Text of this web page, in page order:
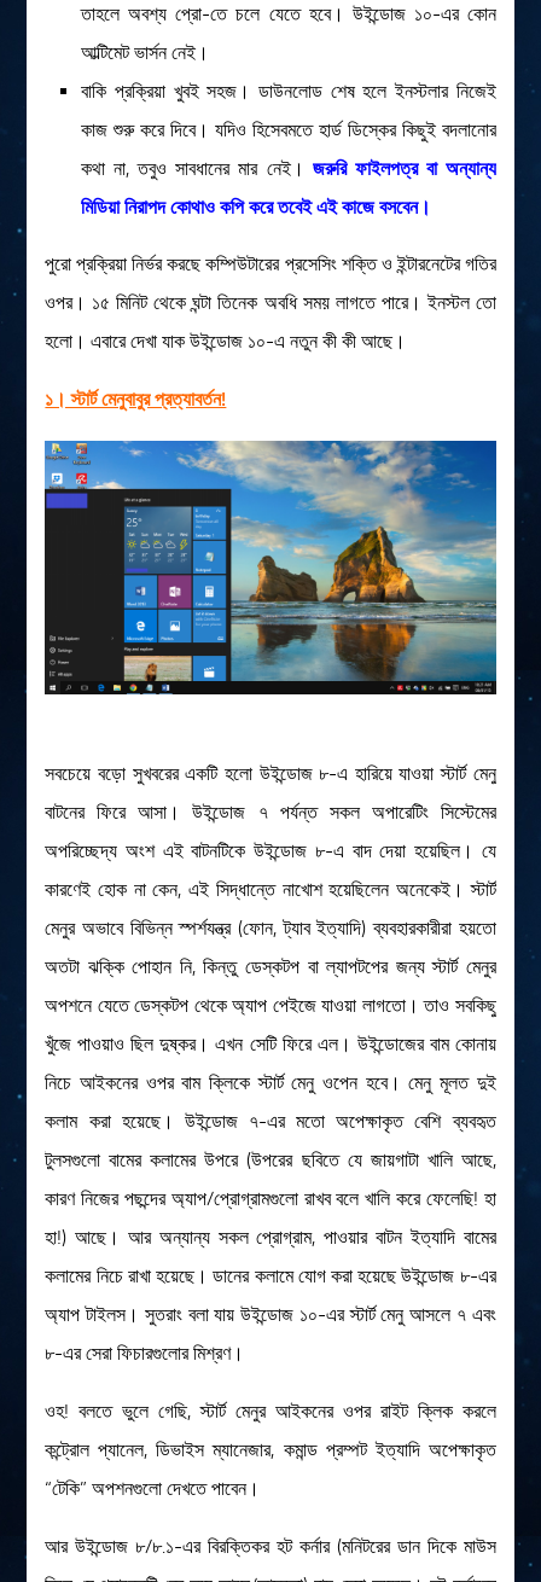
যোগাযোগ
বৈজ্ঞানিক কল্পকাহিনী
লজিক এবং ফ্যালাসি
রিভিউ (বই/মুভি/সিরিজ)
আবিষ্কারের গল্প
বিজ্ঞান নিয়ে কার্টুন
তাহলে অবশ্য প্রো-তে চলে যেতে হবে। উইন্ডোজ ১০-এর কোন
আল্টিমেট ভার্সন নেই।
বাকি প্রক্রিয়া খুবই সহজ। ডাউনলোড শেষ হলে ইনস্টলার নিজেই
কাজ শুরু করে দিবে। যদিও হিসেবমতে হার্ড ডিস্কের কিছুই বদলানোর
কথা না, তবুও সাবধানের মার নেই। জরুরি ফাইলপত্র বা অন্যান্য
মিডিয়া নিরাপদ কোথাও কপি করে তবেই এই কাজে বসবেন।
পুরো প্রক্রিয়া নির্ভর করছে কম্পিউটারের প্রসেসিং শক্তি ও ইন্টারনেটের গতির
ওপর। ১৫ মিনিট থেকে ঘন্টা তিনেক অবধি সময় লাগতে পারে। ইনস্টল তো
হলো। এবারে দেখা যাক উইন্ডোজ ১০-এ নতুন কী কী আছে।
১। স্টার্ট মেনুবাবুর প্রত্যাবর্তন!
সবচেয়ে বড়ো সুখবরের একটি হলো উইন্ডোজ ৮-এ হারিয়ে যাওয়া স্টার্ট মেনু
বাটনের ফিরে আসা। উইন্ডোজ ৭ পর্যন্ত সকল অপারেটিং সিস্টেমের
অপরিচ্ছেদ্য অংশ এই বাটনটিকে উইন্ডোজ ৮-এ বাদ দেয়া হয়েছিল। যে
কারণেই হোক না কেন, এই সিদ্ধান্তে নাখোশ হয়েছিলেন অনেকেই। স্টার্ট
মেনুর অভাবে বিভিন্ন স্পর্শযন্ত্র (ফোন, ট্যাব ইত্যাদি) ব্যবহারকারীরা হয়তো
অতটা ঝক্কি পোহান নি, কিন্তু ডেস্কটপ বা ল্যাপটপের জন্য স্টার্ট মেনুর
অপশনে যেতে ডেস্কটপ থেকে অ্যাপ পেইজে যাওয়া লাগতো। তাও সবকিছু
খুঁজে পাওয়াও ছিল দুষ্কর। এখন সেটি ফিরে এল। উইন্ডোজের বাম কোনায়
নিচে আইকনের ওপর বাম ক্লিকে স্টার্ট মেনু ওপেন হবে। মেনু মূলত দুই
কলাম করা হয়েছে। উইন্ডোজ ৭-এর মতো অপেক্ষাকৃত বেশি ব্যবহৃত
টুলসগুলো বামের কলামের উপরে (উপরের ছবিতে যে জায়গাটা খালি আছে,
কারণ নিজের পছন্দের অ্যাপ/প্রোগ্রামগুলো রাখব বলে খালি করে ফেলেছি! হা
হা!) আছে। আর অন্যান্য সকল প্রোগ্রাম, পাওয়ার বাটন ইত্যাদি বামের
কলামের নিচে রাখা হয়েছে। ডানের কলামে যোগ করা হয়েছে উইন্ডোজ ৮-এর
অ্যাপ টাইলস। সুতরাং বলা যায় উইন্ডোজ ১০-এর স্টার্ট মেনু আসলে ৭ এবং
৮-এর সেরা ফিচারগুলোর মিশ্রণ।
ওহ! বলতে ভুলে গেছি, স্টার্ট মেনুর আইকনের ওপর রাইট ক্লিক করলে
কন্ট্রোল প্যানেল, ডিভাইস ম্যানেজার, কমান্ড প্রম্পট ইত্যাদি অপেক্ষাকৃত
“টেকি” অপশনগুলো দেখতে পাবেন।
আর উইন্ডোজ ৮/৮.১-এর বিরক্তিকর হট কর্নার (মনিটরের ডান দিকে মাউস